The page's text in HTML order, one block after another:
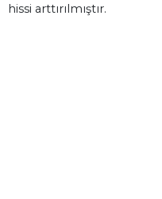
hissi arttırılmıştır.